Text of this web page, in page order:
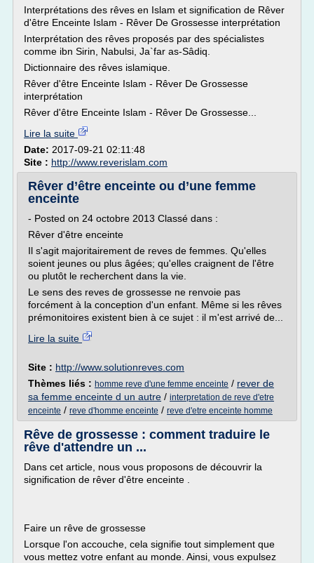
Interprétations des rêves en Islam et signification de Rêver
d'être Enceinte Islam - Rêver De Grossesse interprétation
Interprétation des rêves proposés par des spécialistes
comme ibn Sirin, Nabulsi, Ja`far as-Sâdiq.
Dictionnaire des rêves islamique.
Rêver d'être Enceinte Islam - Rêver De Grossesse
interprétation
Rêver d'être Enceinte Islam - Rêver De Grossesse...
Lire la suite
Date: 2017-09-21 02:11:48
Site : http://www.reverislam.com
Rêver d’être enceinte ou d’une femme
enceinte
- Posted on 24 octobre 2013 Classé dans :
Rêver d'être enceinte
Il s'agit majoritairement de reves de femmes. Qu'elles
soient jeunes ou plus âgées; qu'elles craignent de l'être
ou plutôt le recherchent dans la vie.
Le sens des reves de grossesse ne renvoie pas
forcément à la conception d'un enfant. Même si les rêves
prémonitoires existent bien à ce sujet : il m'est arrivé de...
Lire la suite
Site : http://www.solutionreves.com
Thèmes liés : homme reve d'une femme enceinte / rever de
sa femme enceinte d un autre / interpretation de reve d'etre
enceinte / reve d'homme enceinte / reve d'etre enceinte homme
Rêve de grossesse : comment traduire le
rêve d'attendre un ...
Dans cet article, nous vous proposons de découvrir la
signification de rêver d'être enceinte .
Faire un rêve de grossesse
Lorsque l'on accouche, cela signifie tout simplement que
vous mettez votre enfant au monde. Ainsi, vous expulsez